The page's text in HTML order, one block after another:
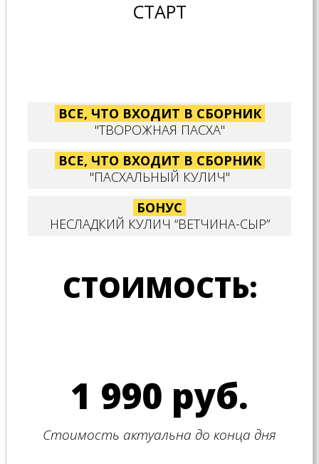
СТАРТ
ВСЕ, ЧТО ВХОДИТ В СБОРНИК
"ТВОРОЖНАЯ ПАСХА"
ВСЕ, ЧТО ВХОДИТ В СБОРНИК
"ПАСХАЛЬНЫЙ КУЛИЧ"
БОНУС
НЕСЛАДКИЙ КУЛИЧ “ВЕТЧИНА-СЫР”
СТОИМОСТЬ:
1 990 руб.
Стоимость актуальна до конца дня